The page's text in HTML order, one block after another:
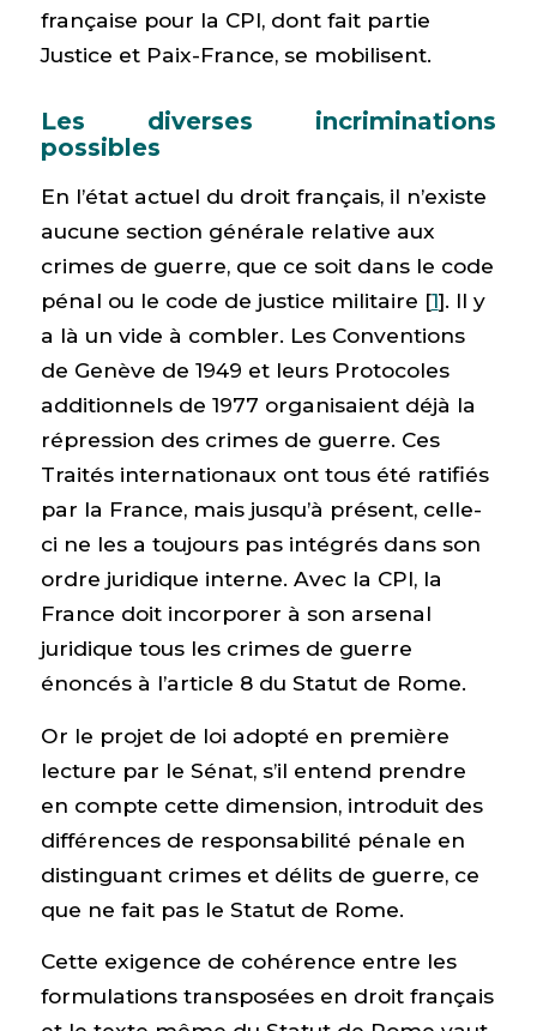
française pour la CPI, dont fait partie
Justice et Paix-France, se mobilisent.
Les diverses incriminations
possibles
En l’état actuel du droit français, il n’existe
aucune section générale relative aux
crimes de guerre, que ce soit dans le code
pénal ou le code de justice militaire [1]. Il y
a là un vide à combler. Les Conventions
de Genève de 1949 et leurs Protocoles
additionnels de 1977 organisaient déjà la
répression des crimes de guerre. Ces
Traités internationaux ont tous été ratifiés
par la France, mais jusqu’à présent, celle-
ci ne les a toujours pas intégrés dans son
ordre juridique interne. Avec la CPI, la
France doit incorporer à son arsenal
juridique tous les crimes de guerre
énoncés à l’article 8 du Statut de Rome.
Or le projet de loi adopté en première
lecture par le Sénat, s’il entend prendre
en compte cette dimension, introduit des
différences de responsabilité pénale en
distinguant crimes et délits de guerre, ce
que ne fait pas le Statut de Rome.
Cette exigence de cohérence entre les
formulations transposées en droit français